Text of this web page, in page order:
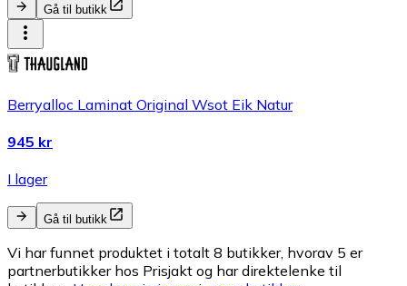
Gå til butikk
Berryalloc Laminat Original Wsot Eik Natur
945 kr
I lager
Gå til butikk
Vi har funnet produktet i totalt 8 butikker, hvorav 5 er
partnerbutikker hos Prisjakt og har direktelenke til